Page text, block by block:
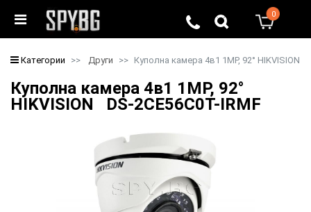
0
Категории Други Куполна камера 4в1 1MP, 92° HIKVISION
Куполна камера 4в1 1MP, 92°
HIKVISION DS-2CE56C0T-IRMF